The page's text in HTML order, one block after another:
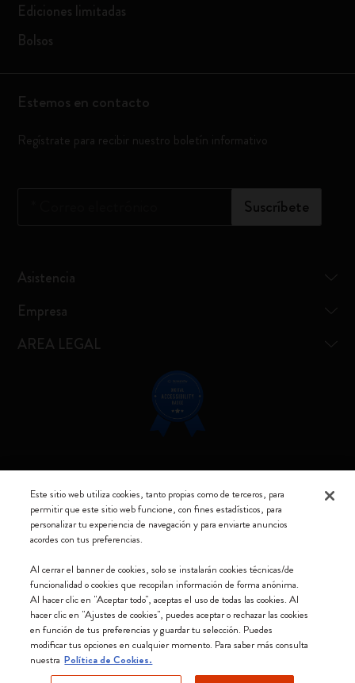
Ediciones limitadas
Bolsos
Estemos en contacto
Regístrate para recibir nuestro boletín informativo
Suscríbete
Asistencia
Empresa
AREA LEGAL
Resta connesso
Aceptamos
Moleskine srl a socio unico - Via Bergognone, 34 – 20144 Milano -
Italia - P. IVA / CCIAA n. 07234480965 - REA MI 1945400 - Cap.
Soc. €2.181.513,42
Este sitio web utiliza cookies, tanto propias como de terceros, para
permitir que este sitio web funcione, con fines estadísticos, para
personalizar tu experiencia de navegación y para enviarte anuncios
acordes con tus preferencias.
Al cerrar el banner de cookies, solo se instalarán cookies técnicas/de
funcionalidad o cookies que recopilan información de forma anónima.
Al hacer clic en "Aceptar todo", aceptas el uso de todas las cookies. Al
hacer clic en "Ajustes de cookies", puedes aceptar o rechazar las cookies
en función de tus preferencias y guardar tu selección. Puedes
modificar tus opciones en cualquier momento. Para saber más consulta
nuestra Política de Cookies.